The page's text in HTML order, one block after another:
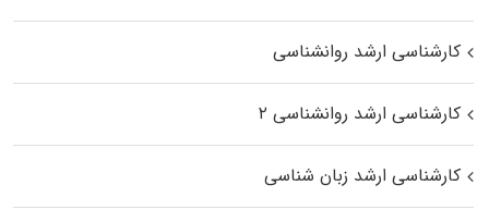
کارشناسی ارشد روانشناسی
کارشناسی ارشد روانشناسی ۲
کارشناسی ارشد زبان شناسی